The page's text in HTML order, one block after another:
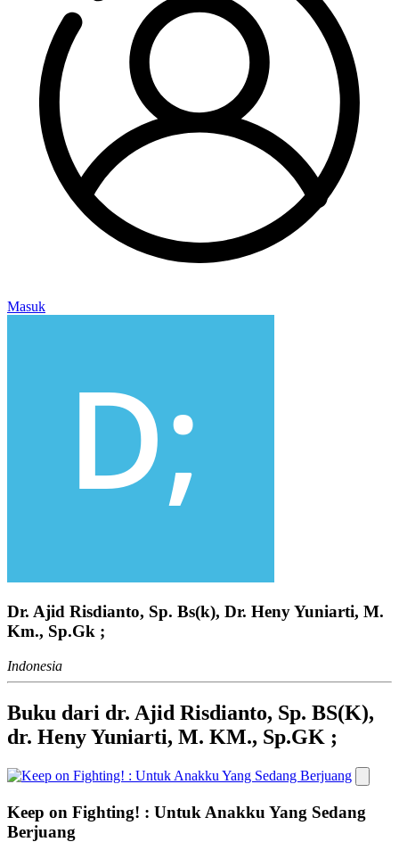
Masuk
Dr. Ajid Risdianto, Sp. Bs(k), Dr. Heny Yuniarti, M.
Km., Sp.Gk ;
Indonesia
Buku dari dr. Ajid Risdianto, Sp. BS(K),
dr. Heny Yuniarti, M. KM., Sp.GK ;
Keep on Fighting! : Untuk Anakku Yang Sedang
Berjuang